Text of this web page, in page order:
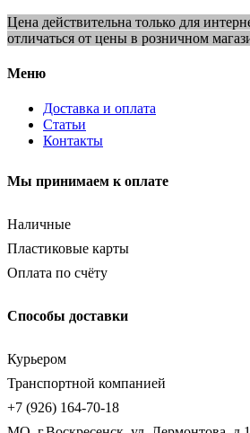
Цена действительна только для
отличаться от цены в розничном
Меню
Доставка и оплата
Статьи
Контакты
Мы принимаем к оплате
Наличные
Пластиковые карты
Оплата по счёту
Способы доставки
Курьером
Транспортной компанией
+7 (926) 164-70-18